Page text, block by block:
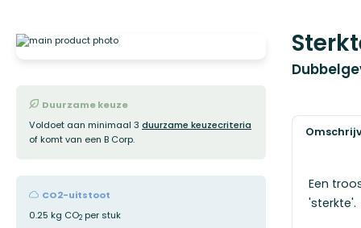
Ga
gallerij
Duurzame keuze
Voldoet aan minimaal 3 duurzame keuzecriteria
of komt van een B Corp.
CO2-uitstoot
0.25 kg CO2 per stuk
Een
'sterkte'.